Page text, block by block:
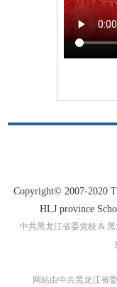
Copyright© 2007-2020
HLJ province
中共黑龙江省委党校 & 黑
网站由中共黑龙江省